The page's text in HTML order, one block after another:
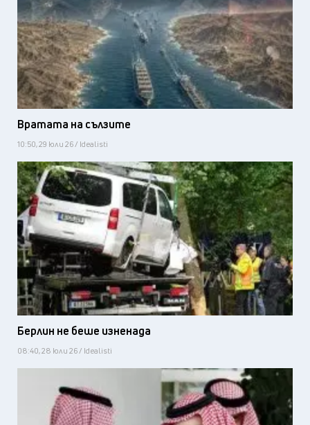
Вратата на сълзите
10:50, 29 юли 26 / Idealisti
Берлин не беше изненада
08:40, 28 юли 26 / Idealisti